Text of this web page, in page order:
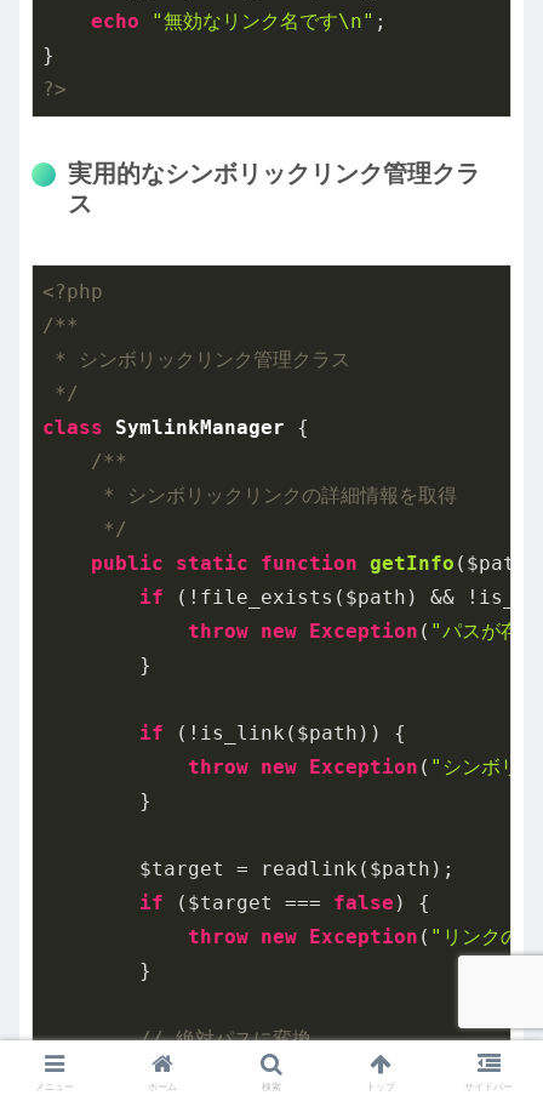
echo
"無効なリンク名です\n" ;
?>
実用的なシンボリックリンク管理クラ
ス
<?php
/**
* シンボリックリンク管理クラス
*/
class
SymlinkManager
{
/**
     * シンボリックリンクの詳細情報を取得
     */
public
static function getInfo ($path)
if (!file_exists($path) &&
throw new Exception ( "パスが存
        }
if (!is_link($path)) {
throw new Exception ( "シンボリ
        }
        $target = readlink($path);
if ($target === false ) {
throw new Exception ( "リンクの
        }
// 絶対パスに変換
if ($target[ '/'
メニュー ホーム 検索 トップ サイドバー